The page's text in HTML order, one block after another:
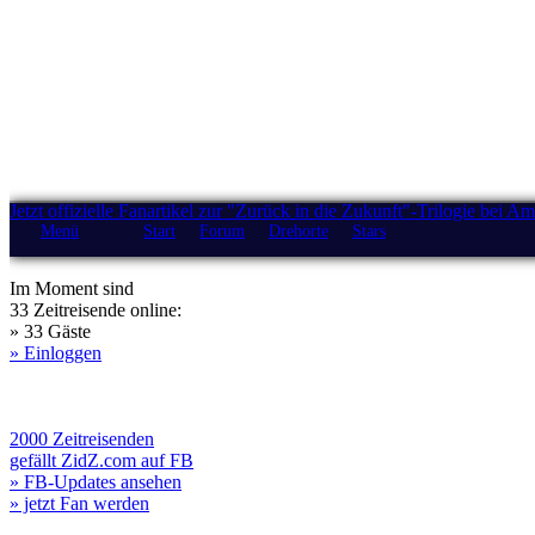
Jetzt offizielle Fanartikel zur "Zurück in die Zukunft"-Trilogie bei
Menü Start Forum Drehorte Stars
Im Moment sind
33 Zeitreisende online:
» 33 Gäste
» Einloggen
2000 Zeitreisenden
gefällt ZidZ.com auf FB
» FB-Updates ansehen
» jetzt Fan werden